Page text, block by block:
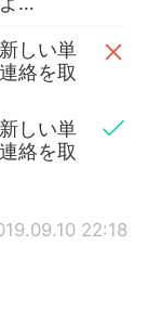
しい単
絡を取
しい単
絡を取
22:18